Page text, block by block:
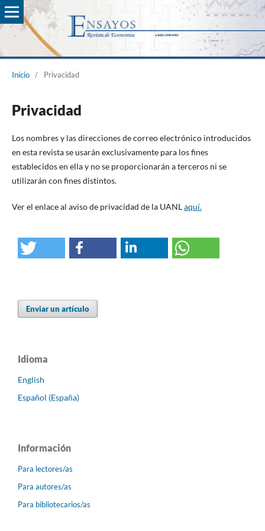
Inicio / Privacidad
Privacidad
Los nombres y las direcciones de correo electrónico introducidos
en esta revista se usarán exclusivamente para los fines
establecidos en ella y no se proporcionarán a terceros ni se
utilizarán con fines distintos.
Ver el enlace al aviso de privacidad de la UANLaquí.
Enviar un artículo
Idioma
English
Español (España)
Información
Para lectores/as
Para autores/as
Para bibliotecarios/as